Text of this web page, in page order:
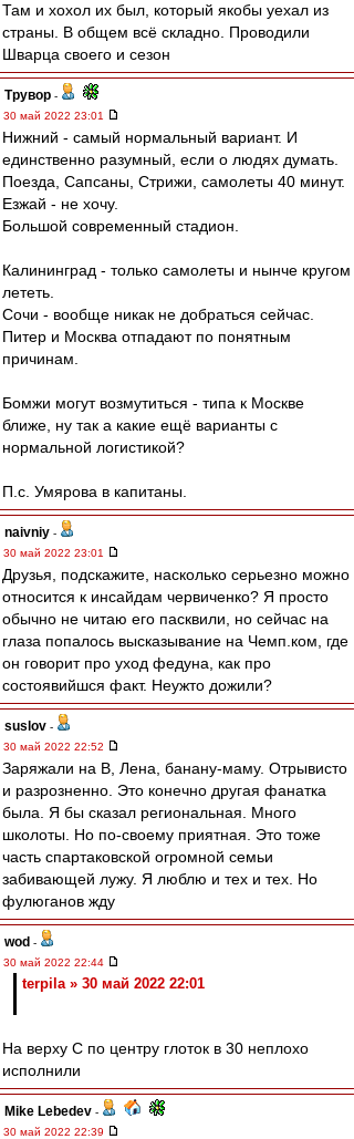
Там и хохол их был, который якобы уехал из
страны. В общем всё складно. Проводили
Шварца своего и сезон
Трувор -
30 май 2022 23:01
Нижний - самый нормальный вариант. И
единственно разумный, если о людях думать.
Поезда, Сапсаны, Стрижи, самолеты 40 минут.
Езжай - не хочу.
Большой современный стадион.
Калининград - только самолеты и нынче кругом
лететь.
Сочи - вообще никак не добраться сейчас.
Питер и Москва отпадают по понятным
причинам.
Бомжи могут возмутиться - типа к Москве
ближе, ну так а какие ещё варианты с
нормальной логистикой?
П.с. Умярова в капитаны.
naivniy -
30 май 2022 23:01
Друзья, подскажите, насколько серьезно можно
относится к инсайдам червиченко? Я просто
обычно не читаю его пасквили, но сейчас на
глаза попалось высказывание на Чемп.ком, где
он говорит про уход федуна, как про
состоявийшся факт. Неужто дожили?
suslov -
30 май 2022 22:52
Заряжали на В, Лена, банану-маму. Отрывисто
и разрозненно. Это конечно другая фанатка
была. Я бы сказал региональная. Много
школоты. Но по-своему приятная. Это тоже
часть спартаковской огромной семьи
забивающей лужу. Я люблю и тех и тех. Но
фулюганов жду
wod -
30 май 2022 22:44
terpila » 30 май 2022 22:01
На верху С по центру глоток в 30 неплохо
исполнили
Mike Lebedev -
30 май 2022 22:39